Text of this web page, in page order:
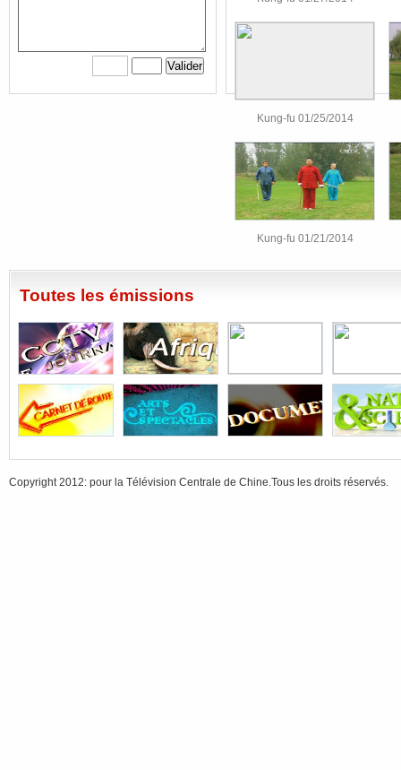
Kung-fu 01/25/2014
Kung-fu 01/21/2014
Toutes les émissions
Copyright 2012: pour la Télévision Centrale de Chine.Tous les droits réservés.